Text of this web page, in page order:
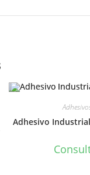
Adhesivo